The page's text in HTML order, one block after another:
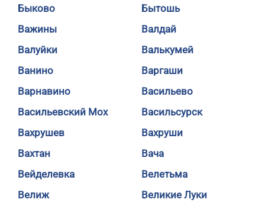
Быково
Бытошь
Важины
Валдай
Валуйки
Валькумей
Ванино
Варгаши
Варнавино
Васильево
Васильевский Мох
Васильсурск
Вахрушев
Вахруши
Вахтан
Вача
Вейделевка
Велетьма
Велиж
Великие Луки